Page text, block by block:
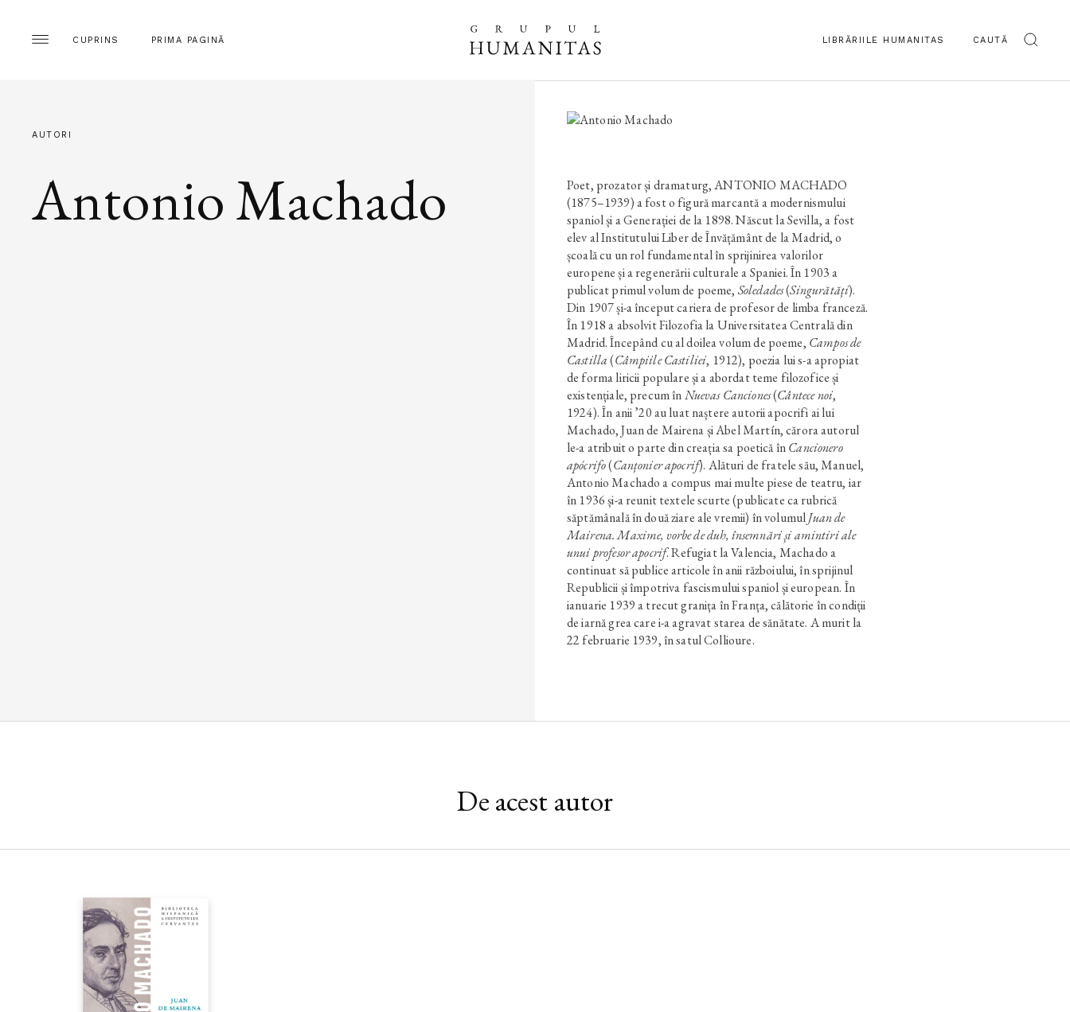
CUPRINS PRIMA PAGINĂ LIBRĂRIILE HUMANITAS CAUTĂ
AUTORI
Antonio Machado
Poet, prozator și dramaturg, ANTONIO MACHADO
(1875–1939) a fost o figură marcantă a modernismului
spaniol și a Generației de la 1898. Născut la Sevilla, a fost
elev al Institutului Liber de Învățământ de la Madrid, o
școală cu un rol fundamental în sprijinirea valorilor
europene și a regenerării culturale a Spaniei. În 1903 a
publicat primul volum de poeme, Soledades(Singurătăți).
Din 1907 și-a început cariera de profesor de limba franceză.
În 1918 a absolvit Filozofia la Universitatea Centrală din
Madrid. Începând cu al doilea volum de poeme, Campos de
Castilla(Câmpiile Castiliei, 1912), poezia lui s-a apropiat
de forma liricii populare și a abordat teme filozofice și
existențiale, precum înNuevas Canciones(Cântece noi,
1924). În anii ’20 au luat naștere autorii apocrifi ai lui
Machado, Juan de Mairena și Abel Martín, cărora autorul
le-a atribuit o parte din creația sa poetică înCancionero
apócrifo(Canțonier apocrif). Alături de fratele său, Manuel,
Antonio Machado a compus mai multe piese de teatru, iar
în 1936 și-a reunit textele scurte (publicate ca rubrică
săptămânală în două ziare ale vremii) în volumulJuan de
Mairena. Maxime, vorbe de duh, însemnări și amintiri ale
unui profesor apocrif. Refugiat la Valencia, Machado a
continuat să publice articole în anii războiului, în sprijinul
Republicii și împotriva fascismului spaniol și european. În
ianuarie 1939 a trecut granița în Franța, călătorie în condiții
de iarnă grea care i-a agravat starea de sănătate. A murit la
22 februarie 1939, în satul Collioure.
De acest autor